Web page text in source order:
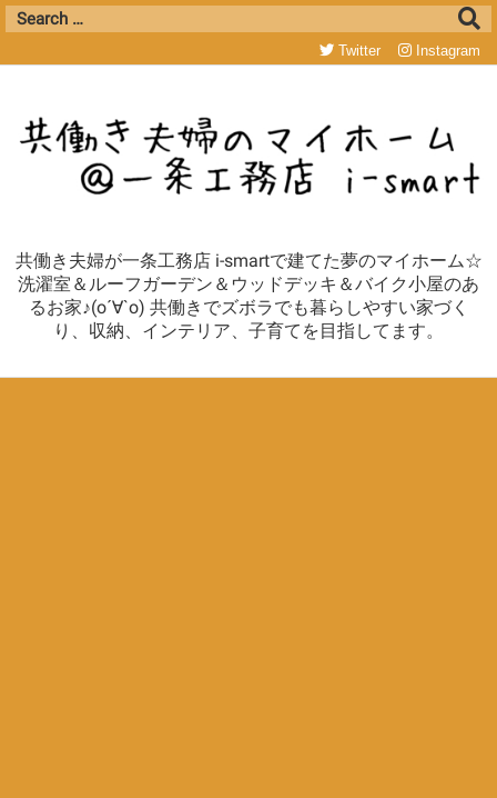
共働き夫婦が一条工務店 i-smartで建てた夢のマイホーム☆
洗濯室＆ルーフガーデン＆ウッドデッキ＆バイク小屋のあ
るお家♪(о´∀`о) 共働きでズボラでも暮らしやすい家づく
り、収納、インテリア、子育てを目指してます。
Twitter Instagram